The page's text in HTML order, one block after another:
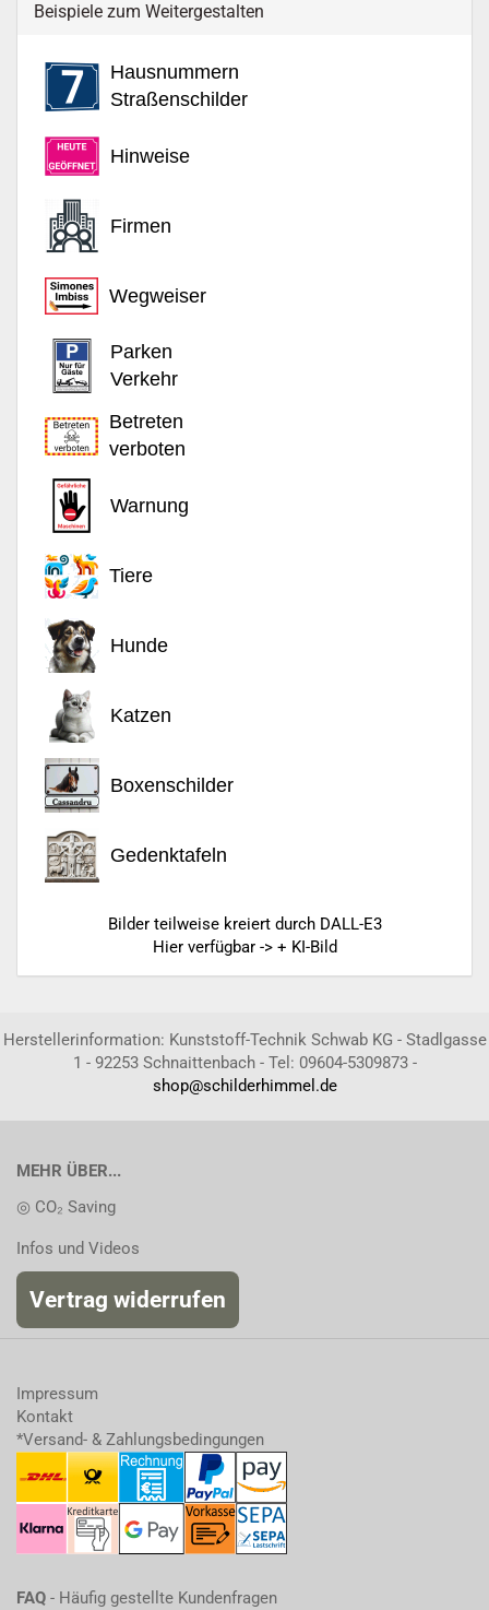
Beispiele zum Weitergestalten
Hausnummern
Straßenschilder
Hinweise
Firmen
Wegweiser
Parken
Verkehr
Betreten
verboten
Warnung
Tiere
Hunde
Katzen
Boxenschilder
Gedenktafeln
Bilder teilweise kreiert durch DALL-E3
Hier verfügbar -> + KI-Bild
Herstellerinformation: Kunststoff-Technik Schwab KG - Stadlgasse
1 - 92253 Schnaittenbach - Tel: 09604-5309873 -
shop@schilderhimmel.de
MEHR ÜBER...
◎ CO₂ Saving
Infos und Videos
Vertrag widerrufen
Impressum
Kontakt
*Versand- & Zahlungsbedingungen
FAQ - Häufig gestellte Kundenfragen